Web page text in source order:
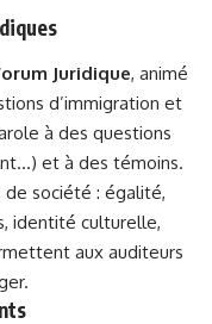
Juridique, animé
d’immigration et
à des questions
et à des témoins.
de société : égalité,
identité culturelle,
aux auditeurs